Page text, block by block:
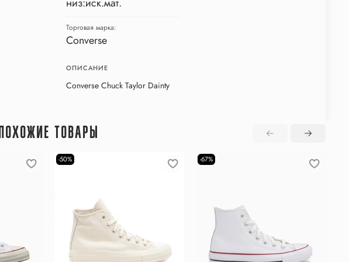
Торговая марка:
Converse
ОПИСАНИЕ
Converse Chuck Taylor Dainty
ПОХОЖИЕ ТОВАРЫ
-50% -67%